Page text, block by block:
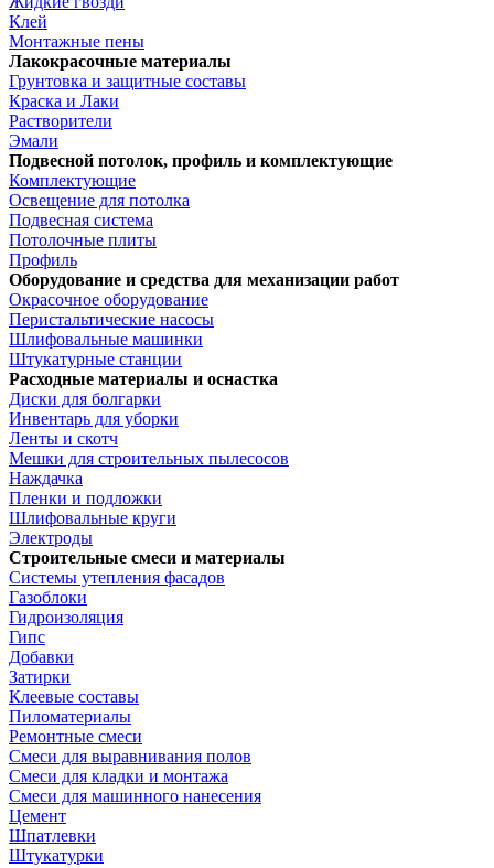
Клей
Монтажные пены
Лакокрасочные материалы
Грунтовка и защитные составы
Краска и Лаки
Растворители
Эмали
Подвесной потолок, профиль и комплектующие
Комплектующие
Освещение для потолка
Подвесная система
Потолочные плиты
Профиль
Оборудование и средства для механизации работ
Окрасочное оборудование
Перистальтические насосы
Шлифовальные машинки
Штукатурные станции
Расходные материалы и оснастка
Диски для болгарки
Инвентарь для уборки
Ленты и скотч
Мешки для строительных пылесосов
Наждачка
Пленки и подложки
Шлифовальные круги
Электроды
Строительные смеси и материалы
Системы утепления фасадов
Газоблоки
Гидроизоляция
Гипс
Добавки
Затирки
Клеевые составы
Пиломатериалы
Ремонтные смеси
Смеси для выравнивания полов
Смеси для кладки и монтажа
Смеси для машинного нанесения
Цемент
Шпатлевки
Штукатурки